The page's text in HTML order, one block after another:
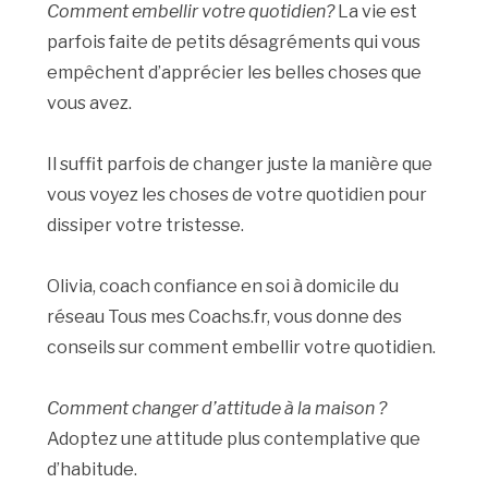
Comment embellir votre quotidien?La vie est
parfois faite de petits désagréments qui vous
empêchent d’apprécier les belles choses que
vous avez.
Il suffit parfois de changer juste la manière que
vous voyez les choses de votre quotidien pour
dissiper votre tristesse.
Olivia, coach confiance en soi à domicile du
réseau Tous mes Coachs.fr, vous donne des
conseils sur comment embellir votre quotidien.
Comment changer d’attitude à la maison ?
Adoptez une attitude plus contemplative que
d’habitude.